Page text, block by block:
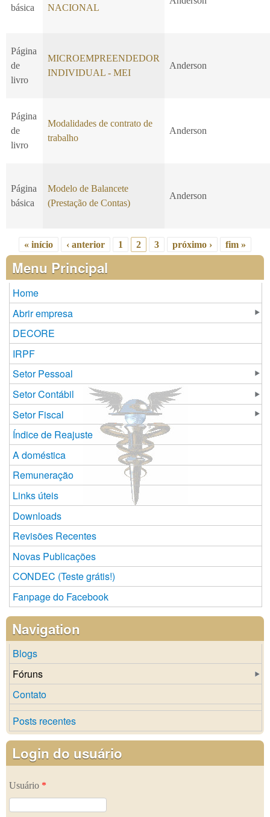
básica NACIONAL
Página
de
livro
MICROEMPREENDEDOR
INDIVIDUAL - MEI
Anderson
Página
de
livro
Modalidades de contrato de
trabalho
Anderson
Página
básica
Modelo de Balancete
(Prestação de Contas)
Anderson
Páginas
« início ‹ anterior 1 2 3 próximo › fim »
Menu Principal
Home
Abrir empresa
DECORE
IRPF
Setor Pessoal
Setor Contábil
Setor Fiscal
Índice de Reajuste
A doméstica
Remuneração
Links úteis
Downloads
Revisões Recentes
Novas Publicações
CONDEC (Teste grátis!)
Fanpage do Facebook
Navigation
Blogs
Fóruns
Contato
Posts recentes
Login do usuário
Usuário *